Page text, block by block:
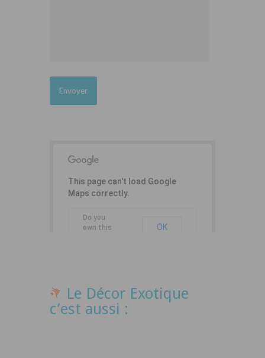
This page can't load Google
Maps correctly.
Do you
own this
OK
Le Décor Exotique
c’est aussi :